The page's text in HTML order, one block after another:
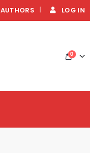
AUTHORS LOG IN
0